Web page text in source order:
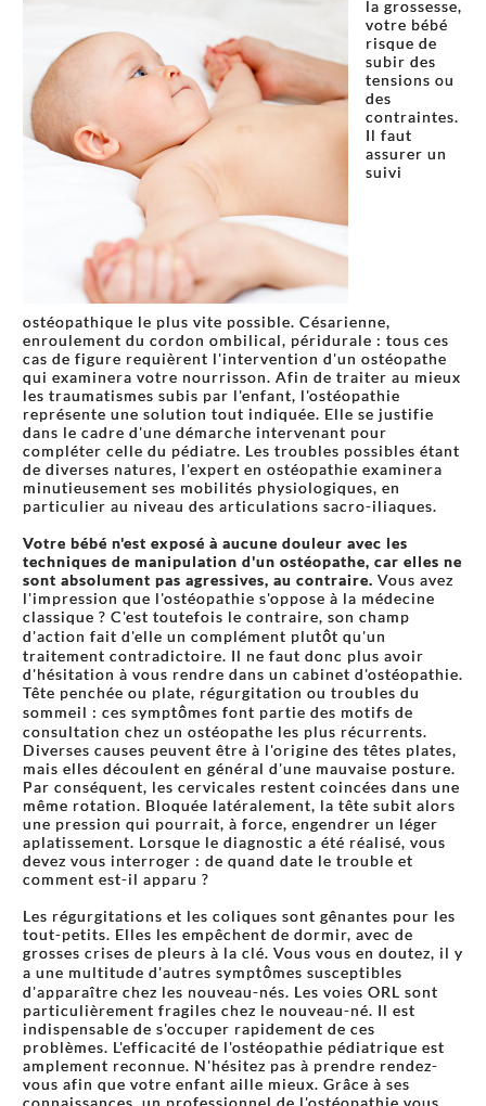
la grossesse,
votre bébé
risque de
subir des
tensions ou
des
contraintes.
Il faut
assurer un
suivi
ostéopathique le plus vite possible. Césarienne,
enroulement du cordon ombilical, péridurale : tous ces
cas de figure requièrent l'intervention d'un ostéopathe
qui examinera votre nourrisson. Afin de traiter au mieux
les traumatismes subis par l'enfant, l'ostéopathie
représente une solution tout indiquée. Elle se justifie
dans le cadre d'une démarche intervenant pour
compléter celle du pédiatre. Les troubles possibles étant
de diverses natures, l'expert en ostéopathie examinera
minutieusement ses mobilités physiologiques, en
particulier au niveau des articulations sacro-iliaques.
Votre bébé n'est exposé à aucune douleur avec les
techniques de manipulation d'un ostéopathe, car elles ne
sont absolument pas agressives, au contraire. Vous avez
l'impression que l'ostéopathie s'oppose à la médecine
classique ? C'est toutefois le contraire, son champ
d'action fait d'elle un complément plutôt qu'un
traitement contradictoire. Il ne faut donc plus avoir
d'hésitation à vous rendre dans un cabinet d'ostéopathie.
Tête penchée ou plate, régurgitation ou troubles du
sommeil : ces symptômes font partie des motifs de
consultation chez un ostéopathe les plus récurrents.
Diverses causes peuvent être à l'origine des têtes plates,
mais elles découlent en général d'une mauvaise posture.
Par conséquent, les cervicales restent coincées dans une
même rotation. Bloquée latéralement, la tête subit alors
une pression qui pourrait, à force, engendrer un léger
aplatissement. Lorsque le diagnostic a été réalisé, vous
devez vous interroger : de quand date le trouble et
comment est-il apparu ?
Les régurgitations et les coliques sont gênantes pour les
tout-petits. Elles les empêchent de dormir, avec de
grosses crises de pleurs à la clé. Vous vous en doutez, il y
a une multitude d'autres symptômes susceptibles
d'apparaître chez les nouveau-nés. Les voies ORL sont
particulièrement fragiles chez le nouveau-né. Il est
indispensable de s'occuper rapidement de ces
problèmes. L'efficacité de l'ostéopathie pédiatrique est
amplement reconnue. N'hésitez pas à prendre rendez-
vous afin que votre enfant aille mieux. Grâce à ses